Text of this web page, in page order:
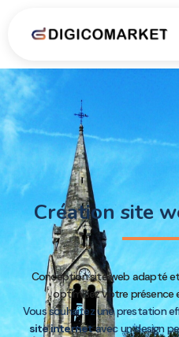
Création site
Conception site web adapté
optimisez votre présence
Vous souhaitez une prestation
site internetavec un design